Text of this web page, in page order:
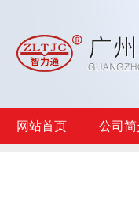
网站首页 公司简